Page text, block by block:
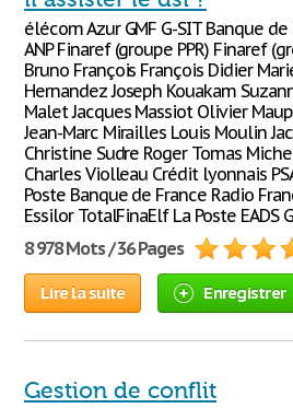
élécom Azur GMF G-SIT Banque
ANP Finaref (groupe PPR) Finaref
Bruno François François Didier
Hernandez Joseph Kouakam
Malet Jacques Massiot Olivier
Jean-Marc Mirailles Louis Moulin
Christine Sudre Roger Tomas
Charles Violleau Crédit lyonnais
Poste Banque de France Radio
Essilor TotalFinaElf La Poste EADS
8 978 Mots / 36 Pages
Lire la suite Enregistrer
Gestion de conflit